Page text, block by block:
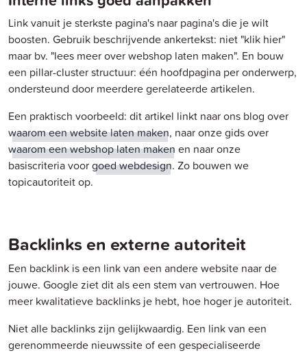
Link vanuit je sterkste pagina's naar pagina's die je wilt
boosten. Gebruik beschrijvende ankertekst: niet "klik hier"
maar bv. "lees meer over webshop laten maken". En bouw
een pillar-cluster structuur: één hoofdpagina per onderwerp,
ondersteund door meerdere gerelateerde artikelen.
Een praktisch voorbeeld: dit artikel linkt naar ons blog over
waarom een website laten maken, naar onze gids over
waarom een webshop laten maken en naar onze
basiscriteria voorgoed webdesign. Zo bouwen we
topicautoriteit op.
Backlinks en externe autoriteit
Een backlink is een link van een andere website naar de
jouwe. Google ziet dit als een stem van vertrouwen. Hoe
meer kwalitatieve backlinks je hebt, hoe hoger je autoriteit.
Niet alle backlinks zijn gelijkwaardig. Een link van een
gerenommeerde nieuwssite of een gespecialiseerde